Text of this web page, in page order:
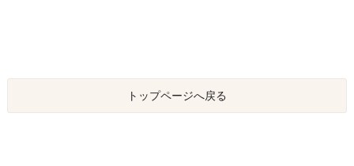
トップページへ戻る